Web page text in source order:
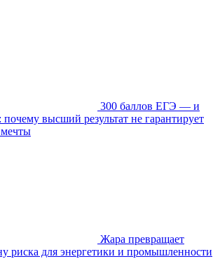
300 баллов ЕГЭ — и
почему высший результат не гарантирует
мечты
Жара превращает
риска для энергетики и промышленности